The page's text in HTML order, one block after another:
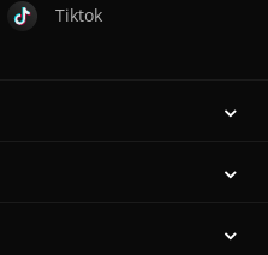
Tiktok